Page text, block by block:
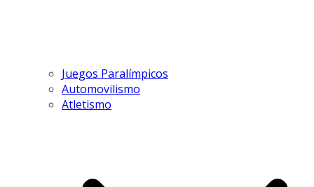
Juegos Paralímpicos
Automovilismo
Atletismo